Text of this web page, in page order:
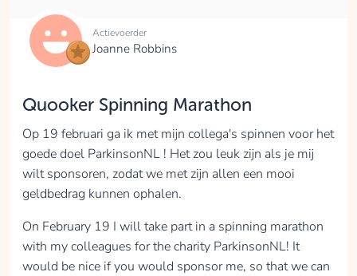
Actievoerder
Joanne Robbins
Quooker Spinning Marathon
Op 19 februari ga ik met mijn collega's spinnen voor het
goede doel ParkinsonNL ! Het zou leuk zijn als je mij
wilt sponsoren, zodat we met zijn allen een mooi
geldbedrag kunnen ophalen.
On February 19 I will take part in a spinning marathon
with my colleagues for the charity ParkinsonNL! It
would be nice if you would sponsor me, so that we can